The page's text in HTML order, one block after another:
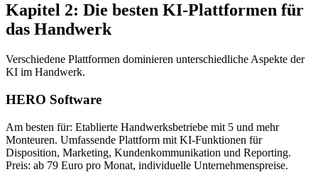
Kapitel 2: Die besten KI-Plattformen für
das Handwerk
Verschiedene Plattformen dominieren unterschiedliche Aspekte der
KI im Handwerk.
HERO Software
Am besten für: Etablierte Handwerksbetriebe mit 5 und mehr
Monteuren. Umfassende Plattform mit KI-Funktionen für
Disposition, Marketing, Kundenkommunikation und Reporting.
Preis: ab 79 Euro pro Monat, individuelle Unternehmenspreise.